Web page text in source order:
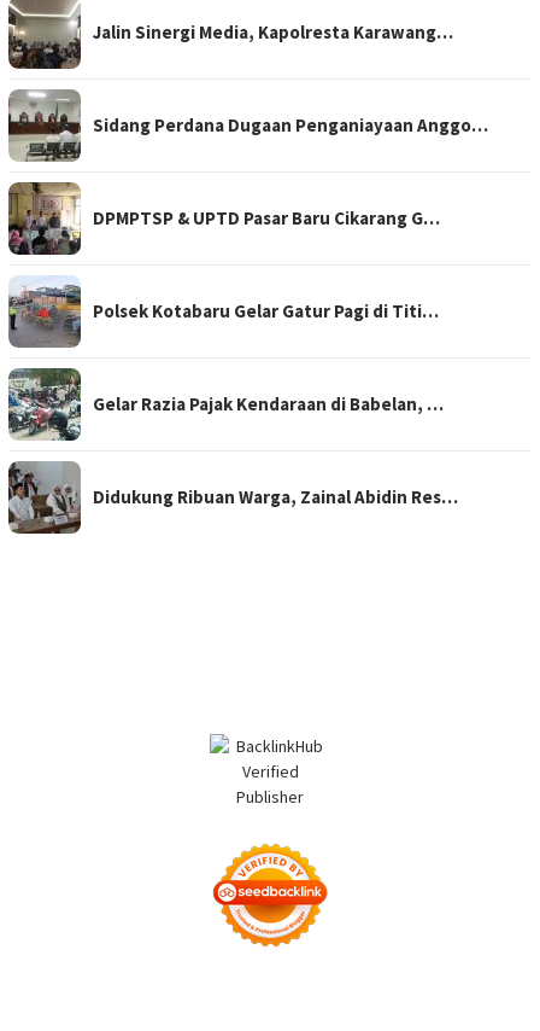
Jalin Sinergi Media, Kapolresta Karawang…
Sidang Perdana Dugaan Penganiayaan Anggo…
DPMPTSP & UPTD Pasar Baru Cikarang G…
Polsek Kotabaru Gelar Gatur Pagi di Titi…
Gelar Razia Pajak Kendaraan di Babelan, …
Didukung Ribuan Warga, Zainal Abidin Res…